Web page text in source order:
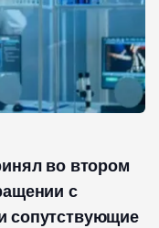
во втором
с
сопутствующие